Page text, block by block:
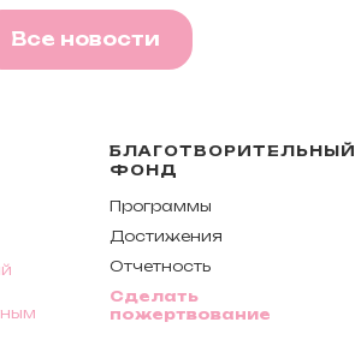
Все новости
БЛАГОТВОРИТЕЛЬНЫЙ
ФОНД
Программы
Достижения
Отчетность
Сделать
пожертвование